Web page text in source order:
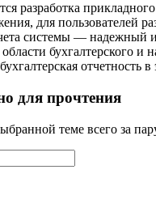
разработка
для пользователей
системы — надежный
для прочтения
теме всего за